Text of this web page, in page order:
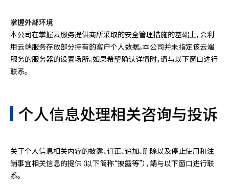
掌握外部环境
本公司在掌握云服务提供商所采取的安全管理措施的基础上，会利
用云端服务存放部分持有的客户个人数据。本公司并未指定该云端
服务的服务器的设置场所。如果希望确认详情时，请与以下窗口进行
联系。
个人信息处理相关咨询与投诉
关于个人信息相关内容的披露、订正、追加、删除以及停止使用和注
销事宜相关信息的提供（以下简称“披露等”），請与以下窗口进行联
系。